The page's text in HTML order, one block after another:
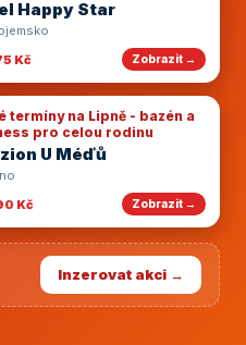
Happy Star
Kč
Zobrazit →
termíny na Lipně - bazén a
pro celou rodinu
U Méďů
Kč
Zobrazit →
Inzerovat akci →